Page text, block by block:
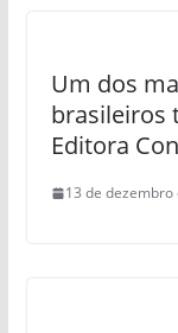
Um dos
brasileiros
Editora
13 de dezembro